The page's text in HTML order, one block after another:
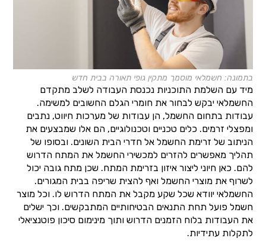
בתמונה: חשמלאי מוסמך מתקין גופי תאורה בבית חדש
מיד עם השלמת התוכניות נכנסת העבודה לשלב מתקדם
החשמלאי יבקש לבחור את חומרי הגלם החשובים למשימה.
עבודות בתחום החשמל, הן עבודות של מערכות חיווט, נתבים
ומפצלי זרמים. כלים טכניים וטכנולוגיים, הם אלו שמבצעים את
הניתוב של זרימת החשמל אל חדרי הבית השונים. ובסופו של
תהליך מאפשרים להזרים למכשירי החשמל את המתח הדרוש
להם. כאן חיוני ליצור איזון בזרימת המתח. שכן מתח גובה יכול
לשרוף את מוצרי החשמל ואף להצית שריפה בבית המגורים.
החשמלאי יוודא שכל שקע מקבל את המתח הדרוש לו. וכל מוצר
חשמל פועל תחת התנאים הבטיחותיים המתבקשים. וכך ישלים
את העבודות בלוח הזמנים הדרוש ותוך מינימום סיכון פוטנציאלי
לתקלות עתידיות.